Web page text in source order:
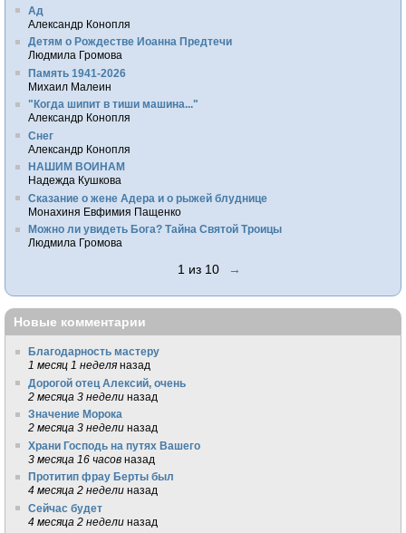
Ад
Александр Конопля
Детям о Рождестве Иоанна Предтечи
Людмила Громова
Память 1941-2026
Михаил Малеин
"Когда шипит в тиши машина..."
Александр Конопля
Снег
Александр Конопля
НАШИМ ВОИНАМ
Надежда Кушкова
Сказание о жене Адера и о рыжей блуднице
Монахиня Евфимия Пащенко
Можно ли увидеть Бога? Тайна Святой Троицы
Людмила Громова
1 из 10 →
Новые комментарии
Благодарность мастеру
1 месяц 1 неделя назад
Дорогой отец Алексий, очень
2 месяца 3 недели назад
Значение Морока
2 месяца 3 недели назад
Храни Господь на путях Вашего
3 месяца 16 часов назад
Протитип фрау Берты был
4 месяца 2 недели назад
Сейчас будет
4 месяца 2 недели назад